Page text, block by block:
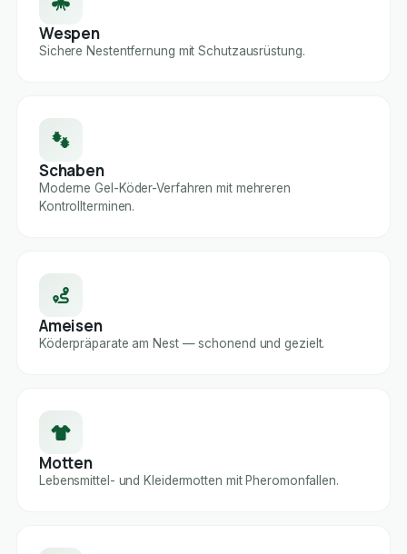
Wespen
Sichere Nestentfernung mit Schutzausrüstung.
Schaben
Moderne Gel-Köder-Verfahren mit mehreren
Kontrollterminen.
Ameisen
Köderpräparate am Nest — schonend und gezielt.
Motten
Lebensmittel- und Kleidermotten mit Pheromonfallen.